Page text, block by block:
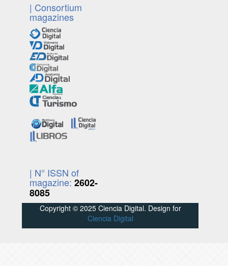
| Consortium
magazines
| N° ISSN of
magazine: 2602-
8085
Copyright © 2025 Ciencia Digital. Design for
Ciencia Digital